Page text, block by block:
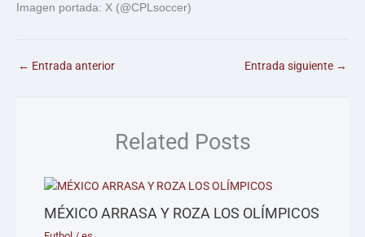
Imagen portada: X (@CPLsoccer)
← Entrada anterior Entrada siguiente →
Related Posts
MÉXICO ARRASA Y ROZA LOS OLÍMPICOS